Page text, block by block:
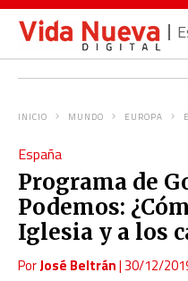
INICIO MUNDO EUROPA
España
Programa de
Podemos:
Iglesia y a los
PorJosé Beltrán|30/12/